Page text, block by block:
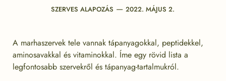
Categories
SZERVES ALAPOZÁS Post
2022. MÁJUS 2.
A marhaszervek tele vannak tápanyagokkal, peptidekkel,
aminosavakkal és vitaminokkal. Íme egy rövid lista a
legfontosabb szervekről és tápanyag-tartalmukról.